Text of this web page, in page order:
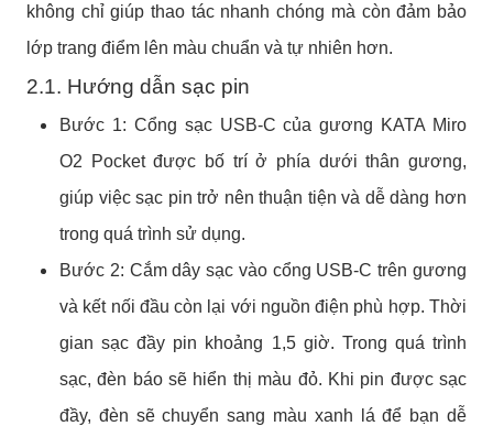
không chỉ giúp thao tác nhanh chóng mà còn đảm bảo
lớp trang điểm lên màu chuẩn và tự nhiên hơn.
2.1. Hướng dẫn sạc pin
Bước 1: Cổng sạc USB-C của gương KATA Miro
O2 Pocket được bố trí ở phía dưới thân gương,
giúp việc sạc pin trở nên thuận tiện và dễ dàng hơn
trong quá trình sử dụng.
Bước 2: Cắm dây sạc vào cổng USB-C trên gương
và kết nối đầu còn lại với nguồn điện phù hợp. Thời
gian sạc đầy pin khoảng 1,5 giờ. Trong quá trình
sạc, đèn báo sẽ hiển thị màu đỏ. Khi pin được sạc
đầy, đèn sẽ chuyển sang màu xanh lá để bạn dễ